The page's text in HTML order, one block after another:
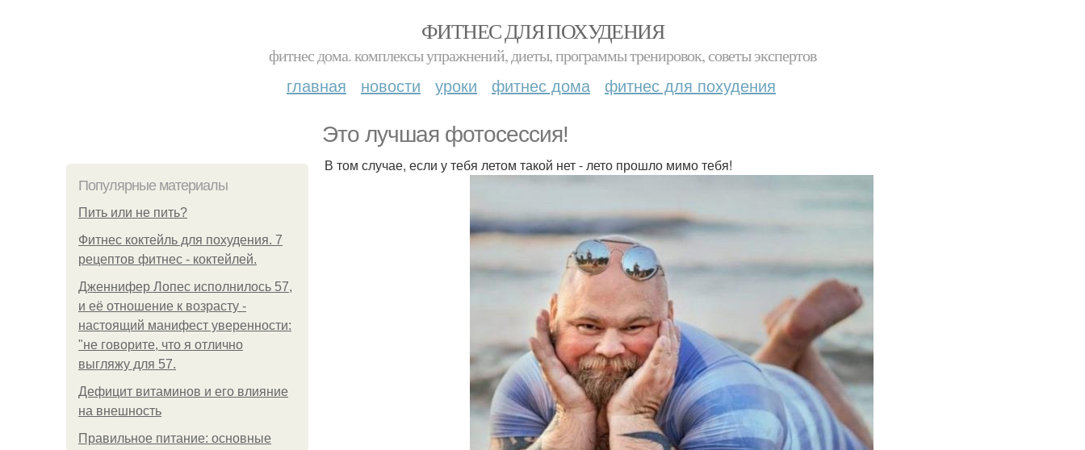
ФИТНЕС ДЛЯ ПОХУДЕНИЯ
фитнес дома. комплексы упражнений, диеты, программы тренировок, советы экспертов
главная новости уроки фитнес дома фитнес для похудения
Это лучшая фотосессия!
Популярные материалы
Пить или не пить?
Фитнес коктейль для похудения. 7
рецептов фитнес - коктейлей.
Дженнифер Лопес исполнилось 57,
и её отношение к возрасту -
настоящий манифест уверенности:
"не говорите, что я отлично
выгляжу для 57.
Дефицит витаминов и его влияние
на внешность
Правильное питание: основные
В том случае, если у тебя летом такой нет - лето прошло мимо тебя!